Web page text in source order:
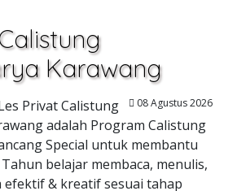
Karawang
08 Agustus 2026
Privat Calistung
adalah Program Calistung
Special untuk membantu
belajar membaca, menulis,
efektif & kreatif sesuai tahap